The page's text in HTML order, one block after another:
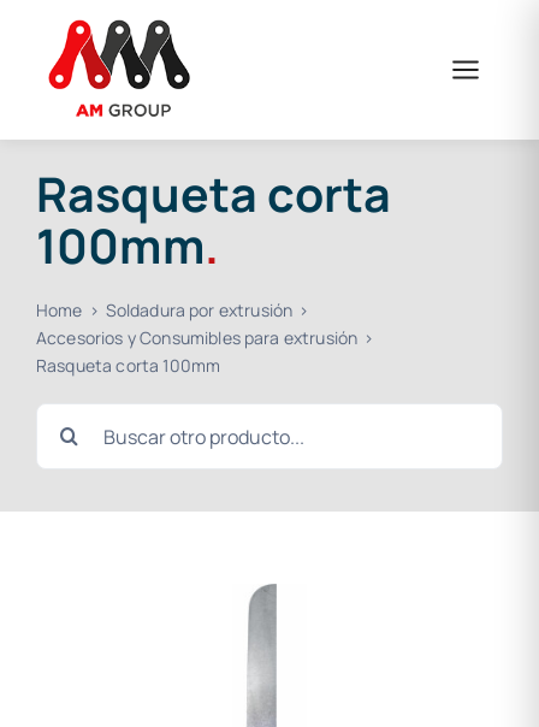
contenido
Rasqueta corta
100mm.
Home
Soldadura por extrusión
Accesorios y Consumibles para extrusión
Rasqueta corta 100mm
Buscar: